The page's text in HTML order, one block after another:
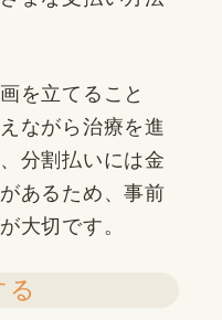
を立てること
ながら治療を進
分割払いには金
あるため、事前
大切です。
る